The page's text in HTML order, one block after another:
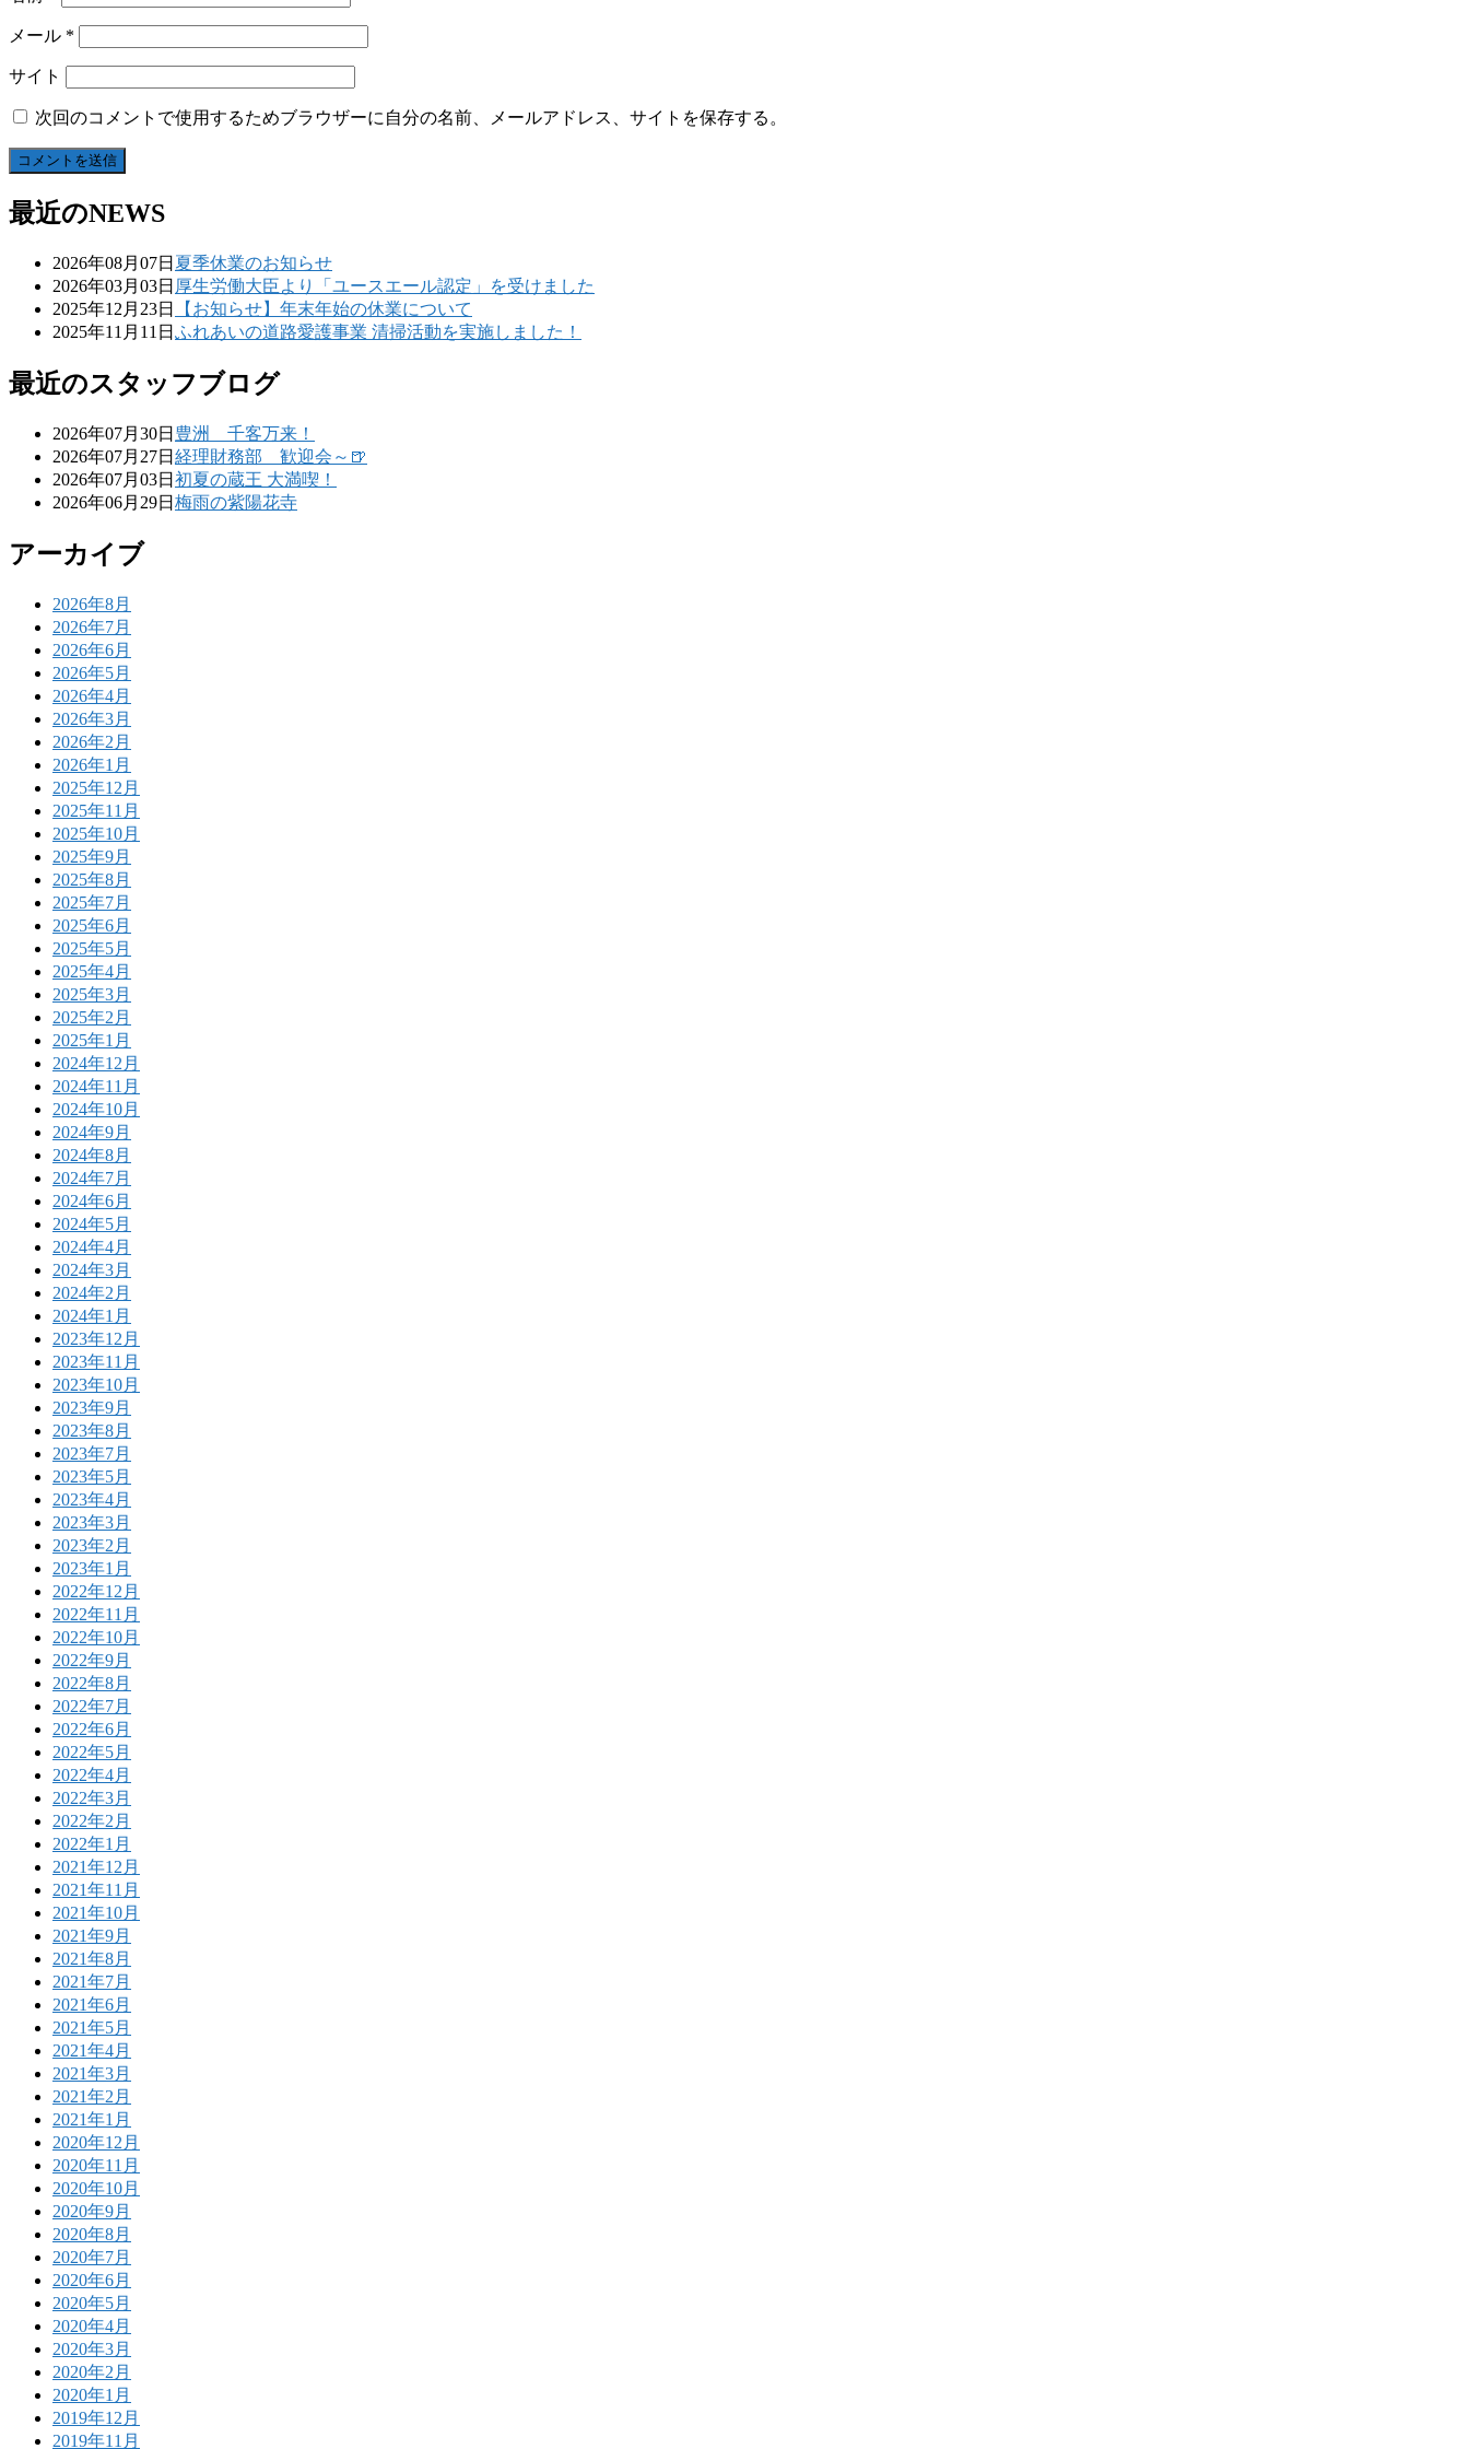
メール *
サイト
次回のコメントで使用するためブラウザーに自分の名前、メールアドレス、サイトを保存する。
最近のNEWS
2026年08月07日 夏季休業のお知らせ
2026年03月03日 厚生労働大臣より「ユースエール認定」を受けました
2025年12月23日
【お知らせ】年末年始の休業について
2025年11月11日 ふれあいの道路愛護事業 清掃活動を実施しました！
最近のスタッフブログ
2026年07月30日 豊洲 千客万来！
2026年07月27日 経理財務部 歓迎会～🍺
2026年07月03日 初夏の蔵王 大満喫！
2026年06月29日 梅雨の紫陽花寺
アーカイブ
2026年8月
2026年7月
2026年6月
2026年5月
2026年4月
2026年3月
2026年2月
2026年1月
2025年12月
2025年11月
2025年10月
2025年9月
2025年8月
2025年7月
2025年6月
2025年5月
2025年4月
2025年3月
2025年2月
2025年1月
2024年12月
2024年11月
2024年10月
2024年9月
2024年8月
2024年7月
2024年6月
2024年5月
2024年4月
2024年3月
2024年2月
2024年1月
2023年12月
2023年11月
2023年10月
2023年9月
2023年8月
2023年7月
2023年5月
2023年4月
2023年3月
2023年2月
2023年1月
2022年12月
2022年11月
2022年10月
2022年9月
2022年8月
2022年7月
2022年6月
2022年5月
2022年4月
2022年3月
2022年2月
2022年1月
2021年12月
2021年11月
2021年10月
2021年9月
2021年8月
2021年7月
2021年6月
2021年5月
2021年4月
2021年3月
2021年2月
2021年1月
2020年12月
2020年11月
2020年10月
2020年9月
2020年8月
2020年7月
2020年6月
2020年5月
2020年4月
2020年3月
2020年2月
2020年1月
2019年12月
2019年11月